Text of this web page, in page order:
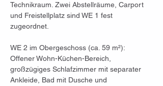
Technikraum. Zwei Abstellräume, Carport
und Freistellplatz sind WE 1 fest
zugeordnet.
WE 2 im Obergeschoss (ca. 59 m²):
Offener Wohn-Küchen-Bereich,
großzügiges Schlafzimmer mit separater
Ankleide, Bad mit Dusche und